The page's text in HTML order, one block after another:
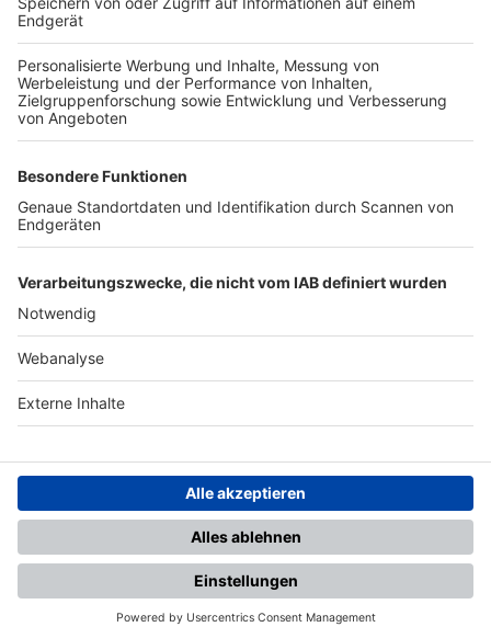
TOP-VEREINE
TOP-PARTNER
SFV DFB
Nutzungsbedingungen Datenschutz Impressum
Ihr Gerät wird möglicherweise
nicht vollständig unterstützt.
Für die beste Nutzung empfehlen
wir ein kompatibles Gerät oder
einen aktuellen Browser.